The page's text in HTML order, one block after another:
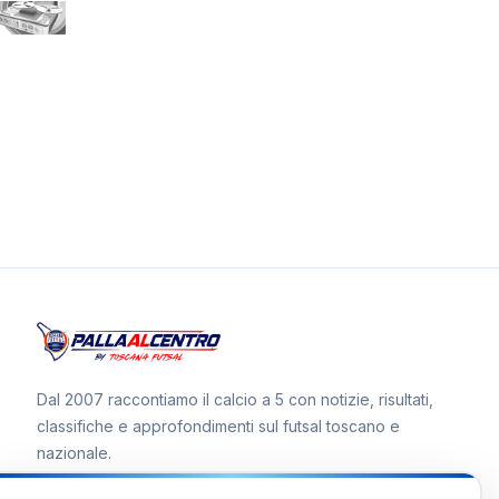
Dal 2007 raccontiamo il calcio a 5 con notizie, risultati,
classifiche e approfondimenti sul futsal toscano e
nazionale.